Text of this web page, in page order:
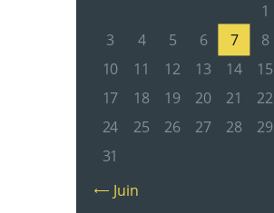
1
3
4 5 6 7 8
10
11 12 13 14 15
17
18 19 20 21 22
24
25 26 27 28 29
31
« Juin